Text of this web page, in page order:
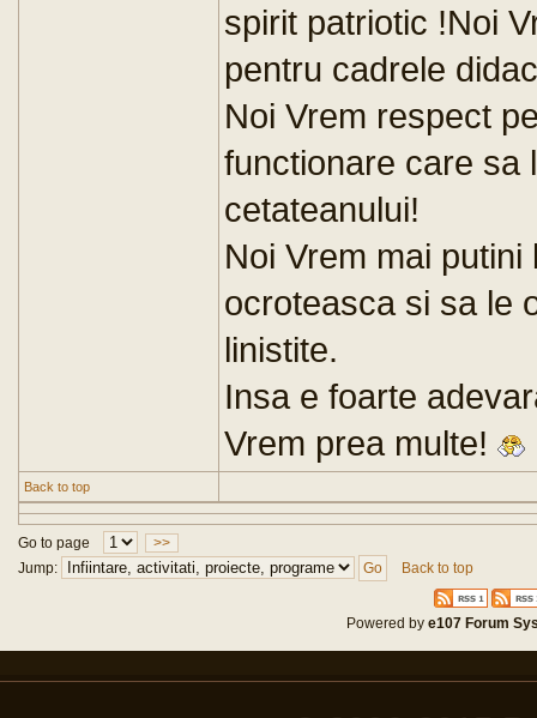
spirit patriotic !Noi
pentru cadrele
Noi Vrem respect
functionare care sa
cetateanului!
Noi Vrem mai
ocroteasca si sa le
linistite.
Insa e foarte
Vrem prea multe!
Back to top
Go to page
>>
Jump:
Back to top
Powered bye107 Forum